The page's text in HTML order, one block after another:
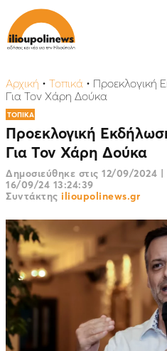
Αρχική • Τοπικά • Προεκλογική
Για Τον Χάρη Δούκα
ΤΟΠΙΚΑ
Προεκλογική
Για Τον Χάρη Δούκα
Δημοσιεύθηκε στις 12/09/2024 |
16/09/24 13:24:39
Συντάκτης ilioupolinews.gr